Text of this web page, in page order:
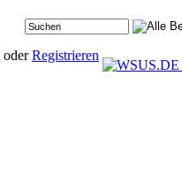
oderRegistrieren